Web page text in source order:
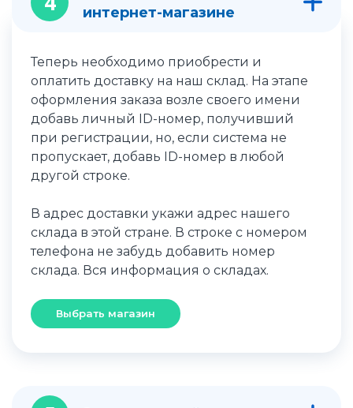
интернет-магазине
Теперь необходимо приобрести и
оплатить доставку на наш склад. На этапе
оформления заказа возле своего имени
добавь личный ID-номер, получивший
при регистрации, но, если система не
пропускает, добавь ID-номер в любой
другой строке.
В адрес доставки укажи адрес нашего
склада в этой стране. В строке с номером
телефона не забудь добавить номер
склада. Вся информация о складах.
Выбрать магазин